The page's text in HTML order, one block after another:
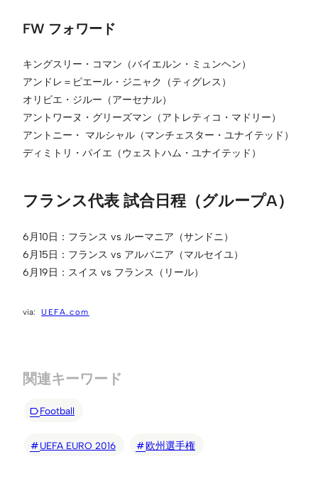
FW フォワード
キングスリー・コマン（バイエルン・ミュンヘン）
アンドレ＝ピエール・ジニャク（ティグレス）
オリビエ・ジルー（アーセナル）
アントワーヌ・グリーズマン（アトレティコ・マドリー）
アントニー・ マルシャル（マンチェスター・ユナイテッド）
ディミトリ・パイエ（ウェストハム・ユナイテッド）
フランス代表 試合日程（グループA）
6月10日：フランス vs ルーマニア（サンドニ）
6月15日：フランス vs アルバニア（マルセイユ）
6月19日：スイス vs フランス（リール）
UEFA.com
関連キーワード
Football
UEFA EURO 2016 欧州選手権